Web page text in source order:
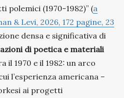
polemici (1970-1982)” (a
& Levi, 2026, 172 pagine, 23
densa e significativa di
di poetica e materiali
il 1970 e il 1982: un arco
l’esperienza americana –
ai progetti